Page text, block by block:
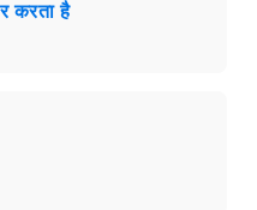
करता है